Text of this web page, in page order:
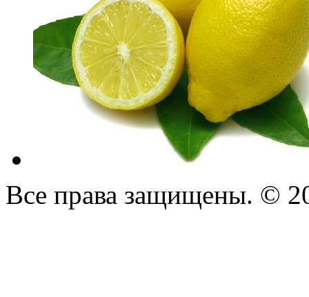
Все права защищены. ©